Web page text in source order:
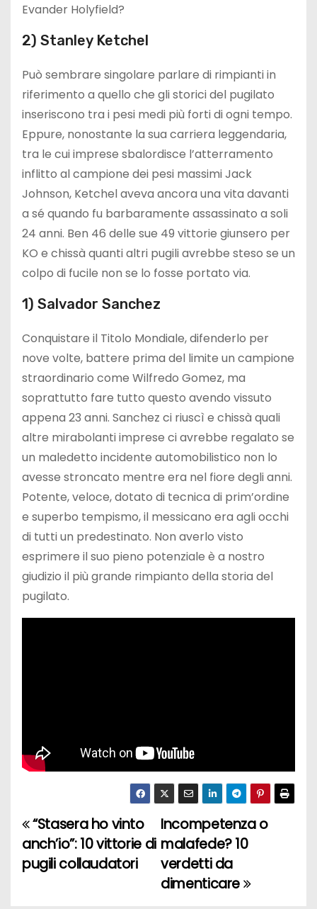
Evander Holyfield?
2) Stanley Ketchel
Può sembrare singolare parlare di rimpianti in
riferimento a quello che gli storici del pugilato
inseriscono tra i pesi medi più forti di ogni tempo.
Eppure, nonostante la sua carriera leggendaria,
tra le cui imprese sbalordisce l’atterramento
inflitto al campione dei pesi massimi Jack
Johnson, Ketchel aveva ancora una vita davanti
a sé quando fu barbaramente assassinato a soli
24 anni. Ben 46 delle sue 49 vittorie giunsero per
KO e chissà quanti altri pugili avrebbe steso se un
colpo di fucile non se lo fosse portato via.
1) Salvador Sanchez
Conquistare il Titolo Mondiale, difenderlo per
nove volte, battere prima del limite un campione
straordinario come Wilfredo Gomez, ma
soprattutto fare tutto questo avendo vissuto
appena 23 anni. Sanchez ci riuscì e chissà quali
altre mirabolanti imprese ci avrebbe regalato se
un maledetto incidente automobilistico non lo
avesse stroncato mentre era nel fiore degli anni.
Potente, veloce, dotato di tecnica di prim’ordine
e superbo tempismo, il messicano era agli occhi
di tutti un predestinato. Non averlo visto
esprimere il suo pieno potenziale è a nostro
giudizio il più grande rimpianto della storia del
pugilato.
N
a
Incompetenza o
malafede? 10
verdetti da
dimenticare
“Stasera ho vinto
anch’io”: 10 vittorie di
pugili collaudatori